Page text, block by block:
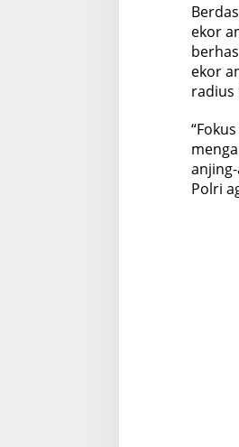
ekor
ekor
radius
Polri